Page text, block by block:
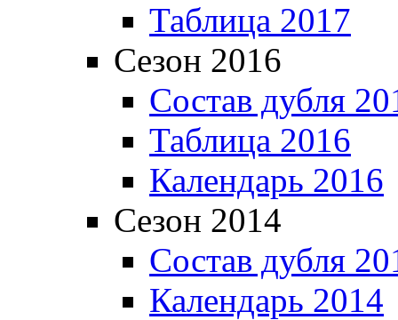
Таблица 2017
Сезон 2016
Состав дубля
Таблица 2016
Календарь 2016
Сезон 2014
Состав дубля
Календарь 2014